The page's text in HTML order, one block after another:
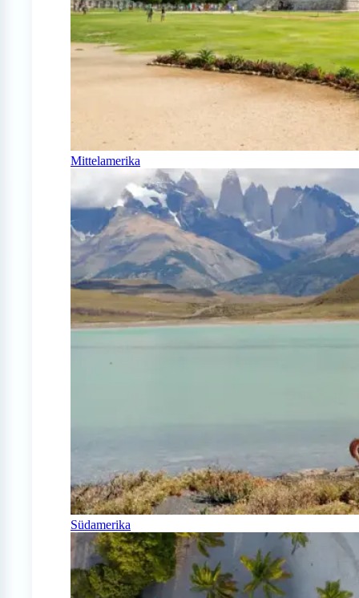
Mittelamerika
Südamerika